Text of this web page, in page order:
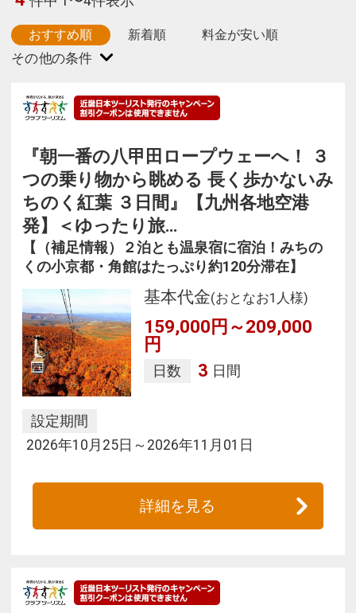
おすすめ順 新着順 料金が安い順
『朝一番の八甲田ロープウェーへ！ ３
つの乗り物から眺める 長く歩かないみ
ちのく紅葉 ３日間』【九州各地空港
発】＜ゆったり旅…
【（補足情報）２泊とも温泉宿に宿泊！みちの
くの小京都・角館はたっぷり約120分滞在】
基本代金(おとなお1人様)
159,000円～209,000
円
日数 3 日間
設定期間
2026年10月25日～2026年11月01日
詳細を見る